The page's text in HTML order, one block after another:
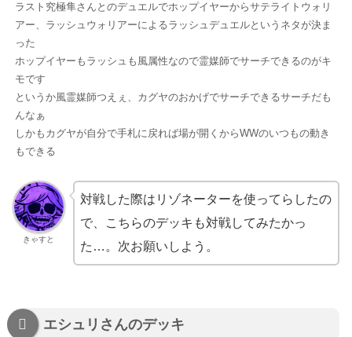
ラスト究極隼さんとのデュエルでホップイヤーからサテライトウォリ
アー、ラッシュウォリアーによるラッシュデュエルというネタが決ま
った
ホップイヤーもラッシュも風属性なので霊媒師でサーチできるのがキ
モです
というか風霊媒師つえぇ、カグヤのおかげでサーチできるサーチだも
んなぁ
しかもカグヤが自分で手札に戻れば場が開くからWWのいつもの動き
もできる
きゃすと
対戦した際はリゾネーターを使ってらしたの
で、こちらのデッキも対戦してみたかっ
た…。次お願いしよう。
エシュリさんのデッキ